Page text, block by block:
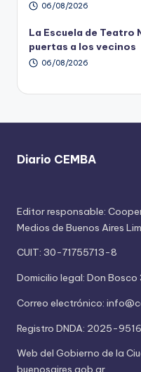
06/08/2026
La Escuela de Teatro
puertas a los vecinos
06/08/2026
Diario CEMBA
Editor responsable:
Medios de Buenos Aires
CUIT: 30-71755713-8
Domicilio legal: Don Bosco
Correo electrónico:
Registro DNDA: 2025-
Web del Gobierno de la